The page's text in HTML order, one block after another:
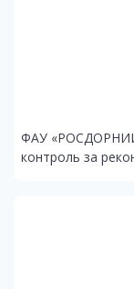
ФАУ
контроль за